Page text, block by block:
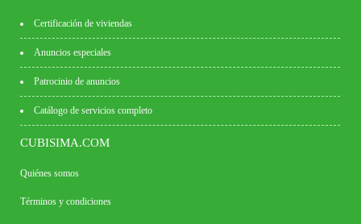
Certificación de viviendas
Anuncios especiales
Patrocinio de anuncios
Catálogo de servicios completo
CUBISIMA.COM
Quiénes somos
Términos y condiciones